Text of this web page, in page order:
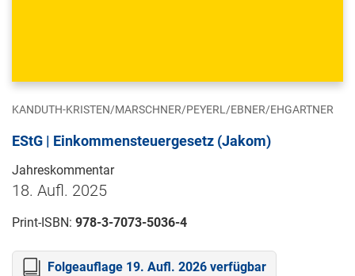
KANDUTH-KRISTEN/MARSCHNER/PEYERL/EBNER/EHGARTNER
EStG | Einkommensteuergesetz (Jakom)
Jahreskommentar
18. Aufl. 2025
Print-ISBN: 978-3-7073-5036-4
Folgeauflage 19. Aufl. 2026 verfügbar